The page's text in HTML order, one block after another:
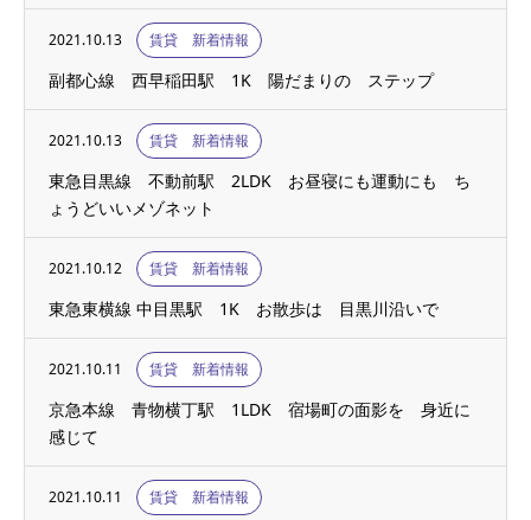
2021.10.13 賃貸 新着情報
副都心線 西早稲田駅 1K 陽だまりの ステップ
2021.10.13 賃貸 新着情報
東急目黒線 不動前駅 2LDK お昼寝にも運動にも ち
ょうどいいメゾネット
2021.10.12 賃貸 新着情報
東急東横線 中目黒駅 1K お散歩は 目黒川沿いで
2021.10.11 賃貸 新着情報
京急本線 青物横丁駅 1LDK 宿場町の面影を 身近に
感じて
2021.10.11 賃貸 新着情報